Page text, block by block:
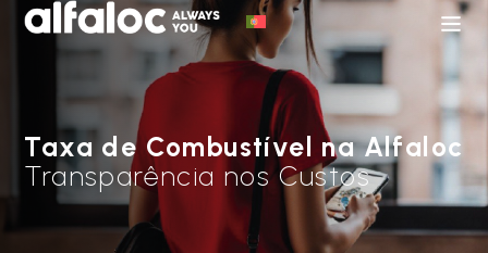
Taxa de Combustível na Alfaloc
Transparência nos Custos